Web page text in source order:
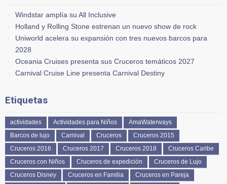
Windstar amplía su All Inclusive
Holland y Rolling Stone estrenan un nuevo show de rock
Uniworld acelera su expansión con tres nuevos barcos para
2028
Oceania Cruises presenta sus Cruceros temáticos 2027
Carnival Cruise Line presenta Carnival Destiny
Etiquetas
actividades Actividades para Niños
AmaWaterways
Barcos de lujo
Carnival Cruceros
Cruceros 2015
Cruceros 2016
Cruceros 2017 Cruceros 2018
Cruceros Caribe
Cruceros con Niños
Cruceros de expedición
Cruceros de Lujo
Cruceros Disney
Cruceros en Familia
Cruceros en Pareja